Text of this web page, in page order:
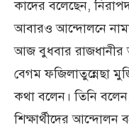
কাদের বলেছেন,
আবারও আন্দোলনে
আজ বুধবার রাজধানীর
বেগম ফজিলাতুন্নেছা
কথা বলেন। তিনি
শিক্ষার্থীদের আন্দোলন